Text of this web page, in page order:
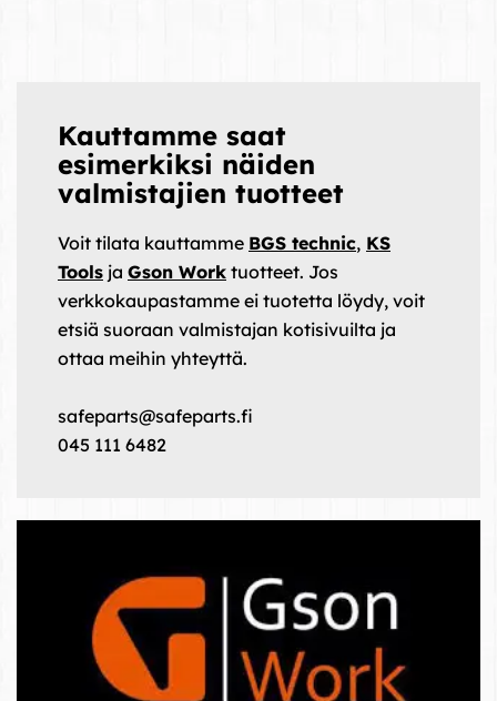
Kauttamme saat
esimerkiksi näiden
valmistajien tuotteet
Voit tilata kauttamme BGS technic, KS
Tools ja Gson Work tuotteet. Jos
verkkokaupastamme ei tuotetta löydy, voit
etsiä suoraan valmistajan kotisivuilta ja
ottaa meihin yhteyttä.
safeparts@safeparts.fi
045 111 6482